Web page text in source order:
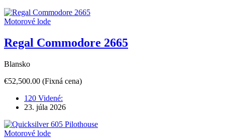
Motorové lode
Regal Commodore 2665
Blansko
€52,500.00 (Fixná cena)
120 Videné:
23. júla 2026
Motorové lode